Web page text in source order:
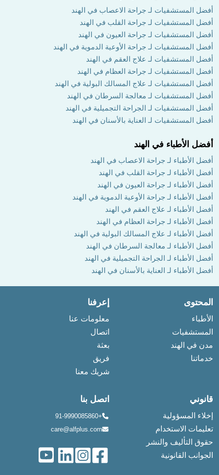
أفضل المستشفيات لـ جراحة الاعصاب في الهند
أفضل المستشفيات لـ جراحة القلب في الهند
أفضل المستشفيات لـ جراحة العيون في الهند
أفضل المستشفيات لـ جراحة الأوعية الدموية في الهند
أفضل المستشفيات لـ علاج العقم في الهند
أفضل المستشفيات لـ جراحة العظام في الهند
أفضل المستشفيات لـ علاج المسالك البولية في الهند
أفضل المستشفيات لـ معالجة السرطان في الهند
أفضل المستشفيات لـ الجراحة التجميلية في الهند
أفضل المستشفيات لـ العناية بالأسنان في الهند
أفضل الأطباء في الهند
أفضل الأطباء لـ جراحة الاعصاب في الهند
أفضل الأطباء لـ جراحة القلب في الهند
أفضل الأطباء لـ جراحة العيون في الهند
أفضل الأطباء لـ جراحة الأوعية الدموية في الهند
أفضل الأطباء لـ علاج العقم في الهند
أفضل الأطباء لـ جراحة العظام في الهند
أفضل الأطباء لـ علاج المسالك البولية في الهند
أفضل الأطباء لـ معالجة السرطان في الهند
أفضل الأطباء لـ الجراحة التجميلية في الهند
أفضل الأطباء لـ العناية بالأسنان في الهند
المحتوى
الأطباء
المستشفيات
مدن في الهند
خدماتنا
إعرفنا
معلومات عنا
اتصال
بعثة
فريق
شريك معنا
قانوني
إخلاء المسؤولية
تعليمات الاستخدام
حقوق التأليف والنشر
الجوانب القانونية
اتصل بنا
+91-9990085860
care@alfplus.com